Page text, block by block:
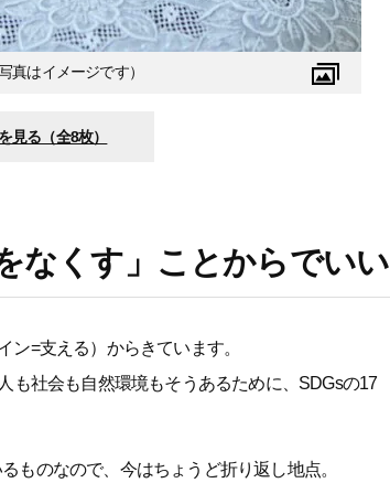
はイメージです）
見る（全8枚）
なくす」ことからでいい
ン=支える）からきています。
も社会も自然環境もそうあるために、SDGsの17
ものなので、今はちょうど折り返し地点。